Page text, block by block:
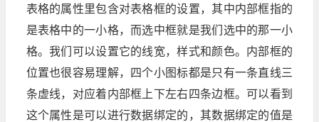
表格的属性里包含对表格框的设置，其中内部框指的
是表格中的一小格，而选中框就是我们选中的那一小
格。我们可以设置它的线宽，样式和颜色。内部框的
位置也很容易理解，四个小图标都是只有一条直线三
条虚线，对应着内部框上下左右四条边框。可以看到
这个属性是可以进行数据绑定的，其数据绑定的值是